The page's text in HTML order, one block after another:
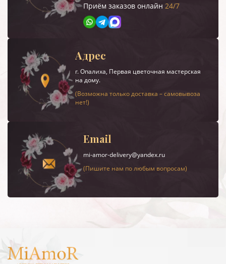
Приём заказов онлайн 24/7
Адрес
г.Опалиха, Первая цветочная мастерская
на дому.
(Возможна только доставка – самовывоза
нет!)
Email
mi-amor-delivery@yandex.ru
(Пишите нам по любым вопросам)